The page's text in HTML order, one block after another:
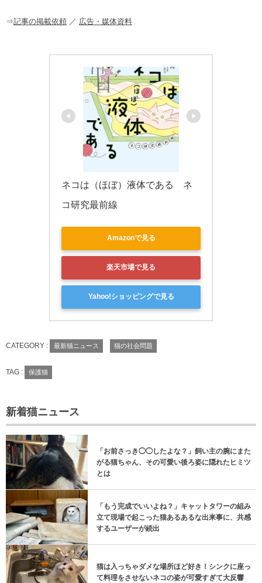
o
⇒記事の掲載依頼 ／ 広告・媒体資料
ネコは（ほぼ）液体である　ネ
コ研究最前線
Amazonで見る
楽天市場で見る
Yahoo!ショッピングで見る
CATEGORY : 最新猫ニュース 猫の社会問題
TAG : 保護猫
新着猫ニュース
「お前さっき◯◯したよな？」飼い主の腕にまた
がる猫ちゃん、その可愛い後ろ姿に隠れたヒミツ
とは
「もう完成でいいよね？」キャットタワーの組み
立て現場で起こった猫あるあるな出来事に、共感
するユーザーが続出
猫は入っちゃダメな場所ほど好き！シンクに座っ
て料理をさせないネコの姿が可愛すぎて大反響